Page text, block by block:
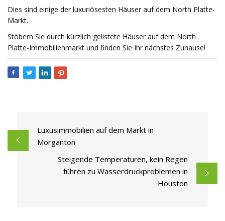
Dies sind einige der luxuriösesten Häuser auf dem North Platte-
Markt.
Stöbern Sie durch kürzlich gelistete Häuser auf dem North
Platte-Immobilienmarkt und finden Sie Ihr nächstes Zuhause!
Luxusimmobilien auf dem Markt in
Morganton
Steigende Temperaturen, kein Regen
führen zu Wasserdruckproblemen in
Houston